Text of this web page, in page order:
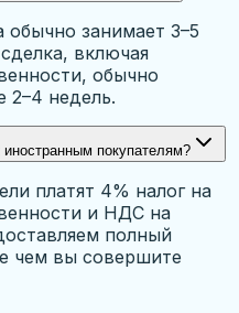
обычно занимает 3–5
включая
обычно
2–4 недель.
покупателям?
платят 4% налог на
и НДС на
полный
чем вы совершите